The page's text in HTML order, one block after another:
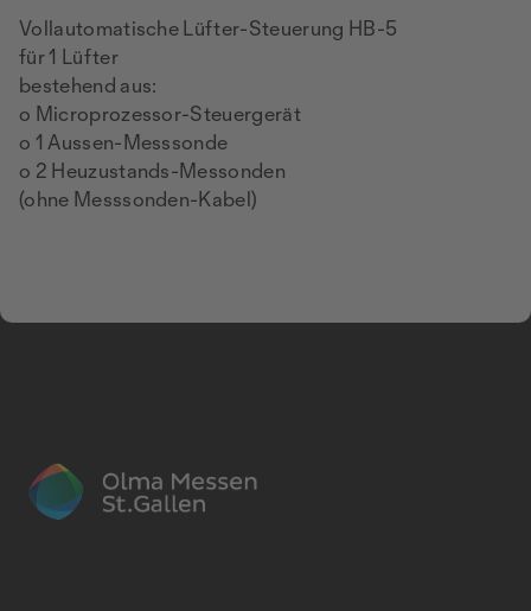
Vollautomatische Lüfter-Steuerung HB-5
für 1 Lüfter
bestehend aus:
o Microprozessor-Steuergerät
o 1 Aussen-Messsonde
o 2 Heuzustands-Messonden
(ohne Messsonden-Kabel)